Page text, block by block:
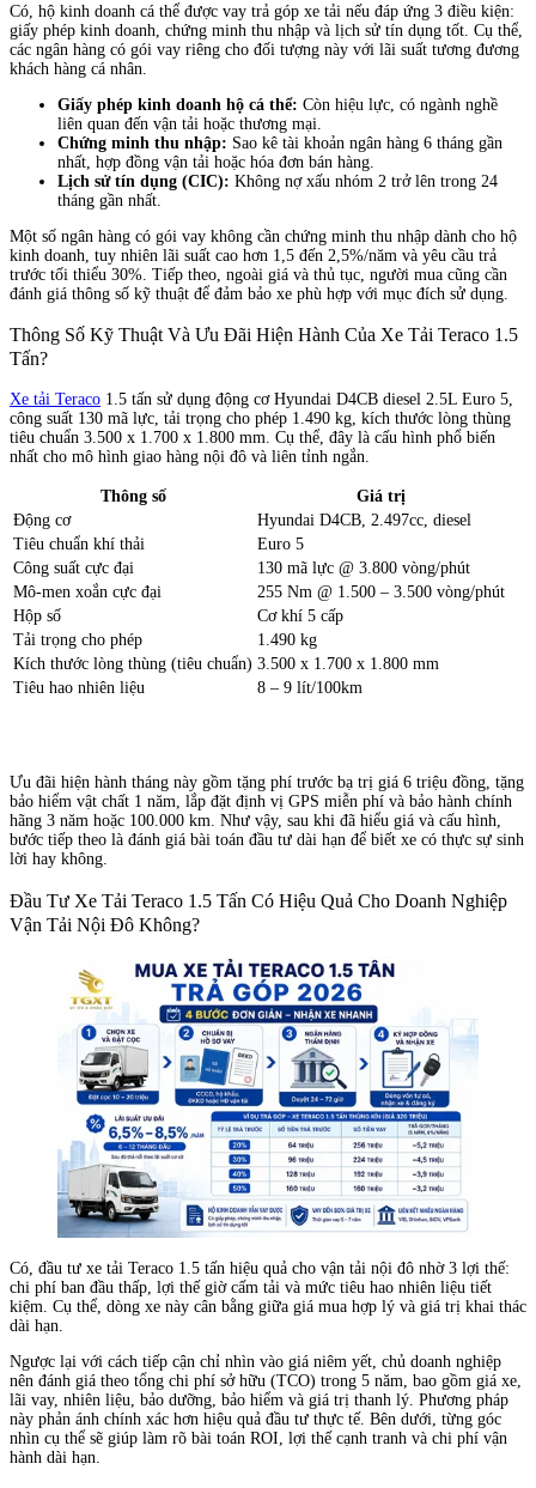
Có, hộ kinh doanh cá thể được vay trả góp xe tải nếu đáp ứng 3 điều kiện:
giấy phép kinh doanh, chứng minh thu nhập và lịch sử tín dụng tốt. Cụ thể,
các ngân hàng có gói vay riêng cho đối tượng này với lãi suất tương đương
khách hàng cá nhân.
Giấy phép kinh doanh hộ cá thể: Còn hiệu lực, có ngành nghề
liên quan đến vận tải hoặc thương mại.
Chứng minh thu nhập: Sao kê tài khoản ngân hàng 6 tháng gần
nhất, hợp đồng vận tải hoặc hóa đơn bán hàng.
Lịch sử tín dụng (CIC): Không nợ xấu nhóm 2 trở lên trong 24
tháng gần nhất.
Một số ngân hàng có gói vay không cần chứng minh thu nhập dành cho hộ
kinh doanh, tuy nhiên lãi suất cao hơn 1,5 đến 2,5%/năm và yêu cầu trả
trước tối thiểu 30%. Tiếp theo, ngoài giá và thủ tục, người mua cũng cần
đánh giá thông số kỹ thuật để đảm bảo xe phù hợp với mục đích sử dụng.
Thông Số Kỹ Thuật Và Ưu Đãi Hiện Hành Của Xe Tải Teraco 1.5
Tấn?
Xe tải Teraco 1.5 tấn sử dụng động cơ Hyundai D4CB diesel 2.5L Euro 5,
công suất 130 mã lực, tải trọng cho phép 1.490 kg, kích thước lòng thùng
tiêu chuẩn 3.500 x 1.700 x 1.800 mm. Cụ thể, đây là cấu hình phổ biến
nhất cho mô hình giao hàng nội đô và liên tỉnh ngắn.
Thông số
Giá trị
Động cơ
Hyundai D4CB, 2.497cc, diesel
Tiêu chuẩn khí thải
Euro 5
Công suất cực đại
130 mã lực @ 3.800 vòng/phút
Mô-men xoắn cực đại
255 Nm @ 1.500 – 3.500 vòng/phút
Hộp số
Cơ khí 5 cấp
Tải trọng cho phép
1.490 kg
Kích thước lòng thùng (tiêu chuẩn) 3.500 x 1.700 x 1.800 mm
Tiêu hao nhiên liệu
8 – 9 lít/100km
Ưu đãi hiện hành tháng này gồm tặng phí trước bạ trị giá 6 triệu đồng, tặng
bảo hiểm vật chất 1 năm, lắp đặt định vị GPS miễn phí và bảo hành chính
hãng 3 năm hoặc 100.000 km. Như vậy, sau khi đã hiểu giá và cấu hình,
bước tiếp theo là đánh giá bài toán đầu tư dài hạn để biết xe có thực sự sinh
lời hay không.
Đầu Tư Xe Tải Teraco 1.5 Tấn Có Hiệu Quả Cho Doanh Nghiệp
Vận Tải Nội Đô Không?
Có, đầu tư xe tải Teraco 1.5 tấn hiệu quả cho vận tải nội đô nhờ 3 lợi thế:
chi phí ban đầu thấp, lợi thế giờ cấm tải và mức tiêu hao nhiên liệu tiết
kiệm. Cụ thể, dòng xe này cân bằng giữa giá mua hợp lý và giá trị khai thác
dài hạn.
Ngược lại với cách tiếp cận chỉ nhìn vào giá niêm yết, chủ doanh nghiệp
nên đánh giá theo tổng chi phí sở hữu (TCO) trong 5 năm, bao gồm giá xe,
lãi vay, nhiên liệu, bảo dưỡng, bảo hiểm và giá trị thanh lý. Phương pháp
này phản ánh chính xác hơn hiệu quả đầu tư thực tế. Bên dưới, từng góc
nhìn cụ thể sẽ giúp làm rõ bài toán ROI, lợi thế cạnh tranh và chi phí vận
hành dài hạn.